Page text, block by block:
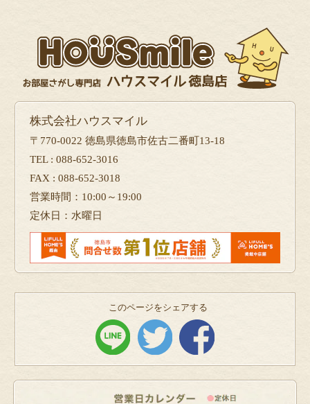
株式会社ハウスマイル
〒770-0022 徳島県徳島市佐古二番町13-18
TEL : 088-652-3016
FAX : 088-652-3018
営業時間：10:00～19:00
定休日：水曜日
このページをシェアする